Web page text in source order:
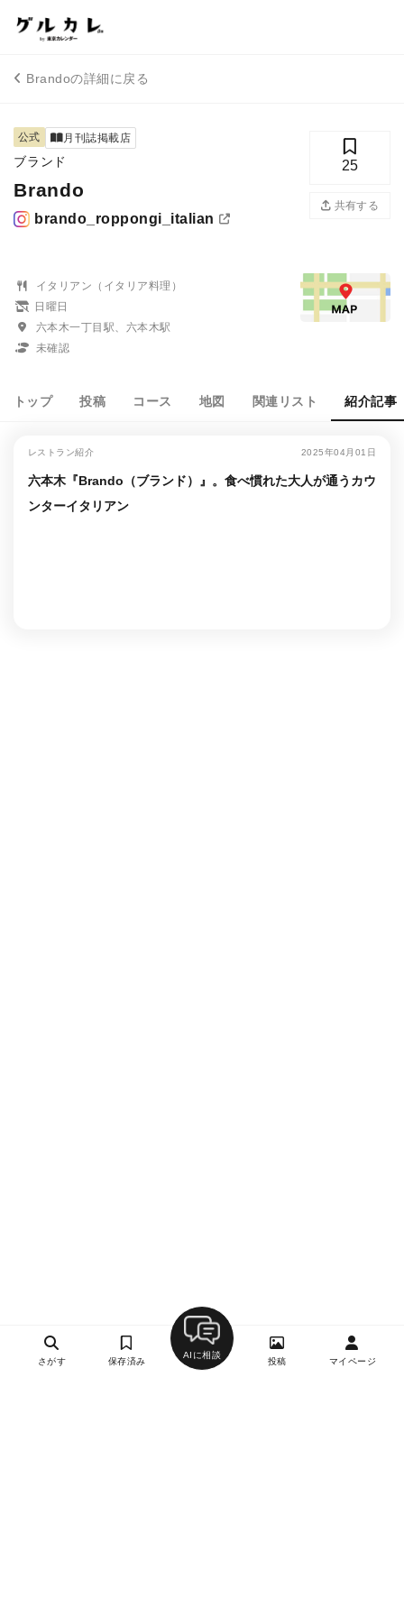
Brandoの詳細に戻る
公式 月刊誌掲載店
ブランド
Brando
brando_roppongi_italian
25
共有する
イタリアン（イタリア料理）
日曜日
六本木一丁目駅、六本木駅
未確認
トップ 投稿 コース 地図 関連リスト 紹介記事
レストラン紹介 2025年04月01日
六本木『Brando（ブランド）』。食べ慣れた大人が通うカウ
ンターイタリアン
さがす 保存済み
AIに相談
投稿 マイページ